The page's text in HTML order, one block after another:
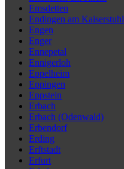
Emsdetten
Endingen am Kaiserstuhl
Engen
Enger
Ennepetal
Ennigerloh
Eppelheim
Eppingen
Eppstein
Erbach
Erbach (Odenwald)
Erbendorf
Erding
Erftstadt
Erfurt